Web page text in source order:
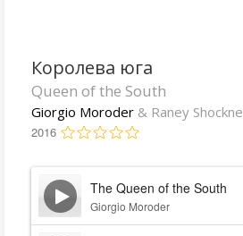
Королева юга
Queen of the South
Giorgio Moroder & Raney Shockne
2016
The Queen of the South
Giorgio Moroder